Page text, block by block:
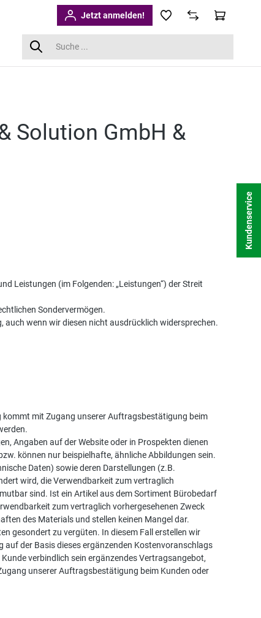
Jetzt anmelden!
Solution GmbH &
Leistungen (im Folgenden: „Leistungen“) der Streit
Sondervermögen.
auch wenn wir diesen nicht ausdrücklich widersprechen.
kommt mit Zugang unserer Auftragsbestätigung beim
Angaben auf der Website oder in Prospekten dienen
können nur beispielhafte, ähnliche Abbildungen sein.
Daten) sowie deren Darstellungen (z.B.
wird, die Verwendbarkeit zum vertraglich
sind. Ist ein Artikel aus dem Sortiment Bürobedarf
zum vertraglich vorhergesehenen Zweck
des Materials und stellen keinen Mangel dar.
gesondert zu vergüten. In diesem Fall erstellen wir
auf der Basis dieses ergänzenden Kostenvoranschlags
verbindlich sein ergänzendes Vertragsangebot,
unserer Auftragsbestätigung beim Kunden oder
Kundenservice